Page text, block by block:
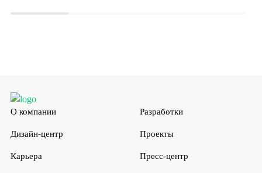
О компании Разработки
Дизайн-центр Проекты
Карьера Пресс-центр